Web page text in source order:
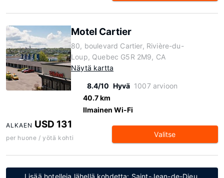
Motel Cartier
80, boulevard Cartier, Rivière-du-
Loup, Quebec G5R 2M9, CA
Näytä kartta
8.4/10 Hyvä 1007 arvioon
40.7 km
Ilmainen Wi-Fi
ALKAEN USD 131
per huone / yötä kohti Valitse
Lisää hotelleja lähellä kohdetta: Saint-Jean-de-Dieu,